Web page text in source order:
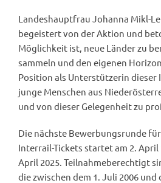
Landeshauptfrau Johanna Mikl-
begeistert von der Aktion und
Möglichkeit ist, neue Länder zu
sammeln und den eigenen
Position als Unterstützerin
junge Menschen aus
und von dieser Gelegenheit zu
Die nächste Bewerbungsrunde
Interrail-Tickets startet am 2. April
April 2025. Teilnahmeberechtigt
die zwischen dem 1. Juli 2006 und